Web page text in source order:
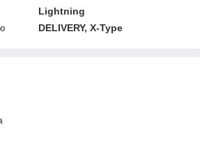
Lightning
DELIVERY, X-Type